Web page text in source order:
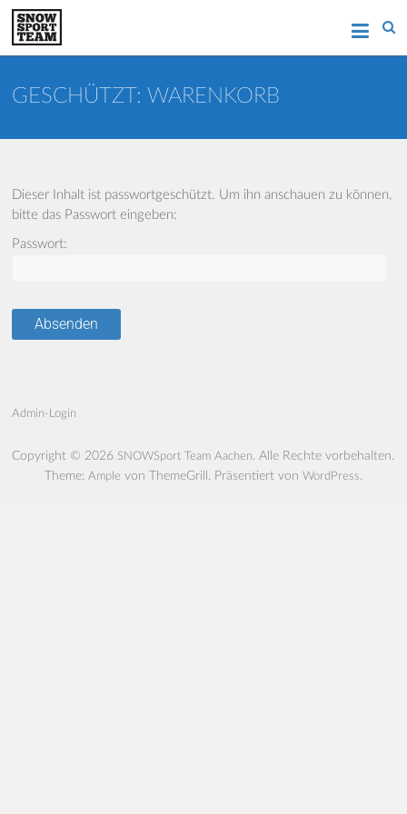
Zum
Inhalt
springen
AACHEN
Wintersport in Aachen
GESCHÜTZT: WARENKORB
Dieser Inhalt ist passwortgeschützt. Um ihn anschauen zu können,
bitte das Passwort eingeben:
Passwort:
Admin-Login
Copyright © 2026 SNOWSport Team Aachen. Alle Rechte vorbehalten.
Theme: Ample von ThemeGrill. Präsentiert von WordPress.